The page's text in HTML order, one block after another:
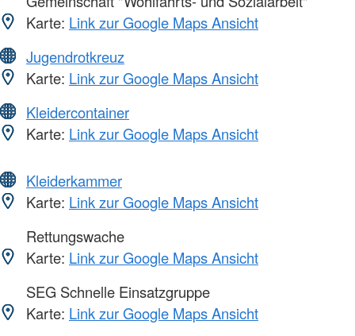
Karte: Link zur Google Maps Ansicht
Jugendrotkreuz
Karte: Link zur Google Maps Ansicht
Kleidercontainer
Karte: Link zur Google Maps Ansicht
Kleiderkammer
Karte: Link zur Google Maps Ansicht
Rettungswache
Karte: Link zur Google Maps Ansicht
SEG Schnelle Einsatzgruppe
Karte: Link zur Google Maps Ansicht